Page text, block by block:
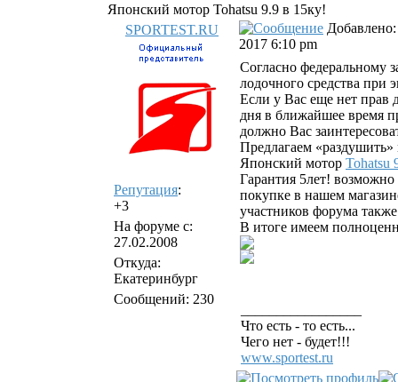
Японский мотор Tohatsu 9.9 в 15ку!
SPORTEST.RU
Репутация:
+3
На форуме с:
27.02.2008
Откуда:
Екатеринбург
Сообщений: 230
2017 6:10 pm
Согласно федеральному
лодочного средства при
Если у Вас еще нет прав
дня в ближайшее время
должно Вас
Предлагаем
Японский мотор Tohatsu
Гарантия 5лет!
покупке в нашем
участников форума
В итоге имеем
Что есть - то есть...
Чего нет - будет!!!
www.sportest.ru